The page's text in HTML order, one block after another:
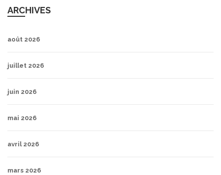
ARCHIVES
août 2026
juillet 2026
juin 2026
mai 2026
avril 2026
mars 2026